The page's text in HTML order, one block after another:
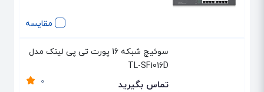
مقایسه
سوئیچ شبکه 16 پورت تی پی لینک مدل
TL-SF1016D
0 تماس بگیرید